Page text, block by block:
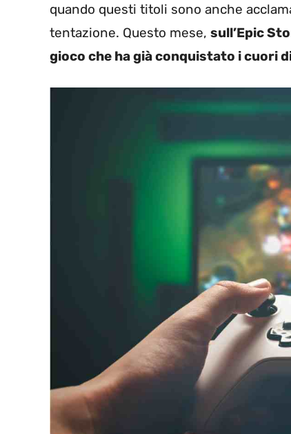
quando questi titoli sono anche
tentazione. Questo mese, sull’Epic
gioco che ha già conquistato i cuori